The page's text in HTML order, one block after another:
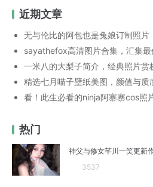
近期文章
无与伦比的阿包也是兔娘订制照片
sayathefox高清图片合集，汇集最
一米八的大梨子简介，经典照片赏
精选七月喵子壁纸美图，颜值与质
看！此生必看的ninja阿寨寨cos照
热门
神父与修女芊川一笑更新
3537